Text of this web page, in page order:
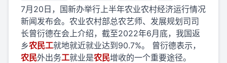
7月20日，国新办举行上半年农业农村经济运行情况
新闻发布会。农业农村部总农艺师、发展规划司司
长曾衍德在会上介绍，截至2022年6月底，我国返
乡农民工就地就近就业达到90.7%。 曾衍德表示，
农民外出务工就业是农民增收的一个重要途径。